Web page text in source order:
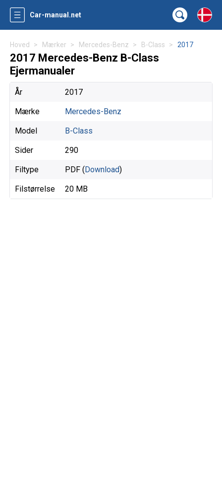
Car-manual.net
Hoved Mærker Mercedes-Benz B-Class 2017
2017 Mercedes-Benz B-Class
Ejermanualer
År 2017
Mærke Mercedes-Benz
Model B-Class
Sider 290
Filtype PDF (Download)
Filstørrelse 20 MB